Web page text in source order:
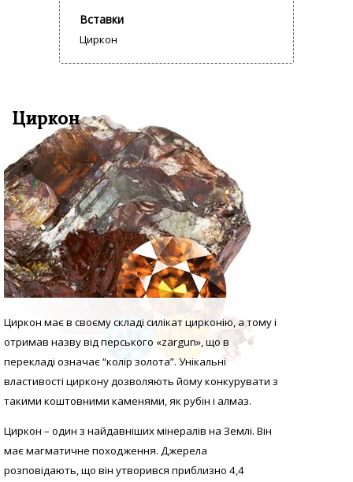
Вставки
Циркон
Циркон
Циркон має в своєму складі силікат цирконію, а тому і
отримав назву від перського «zargun», що в
перекладі означає “колір золота”. Унікальні
властивості циркону дозволяють йому конкурувати з
такими коштовними каменями, як рубін і алмаз.
Циркон – один з найдавніших мінералів на Землі. Він
має магматичне походження. Джерела
розповідають, що він утворився приблизно 4,4